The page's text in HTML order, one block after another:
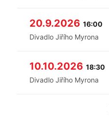
20.9.2026 16:00
Divadlo Jiřího Myrona
10.10.2026 18:30
Divadlo Jiřího Myrona